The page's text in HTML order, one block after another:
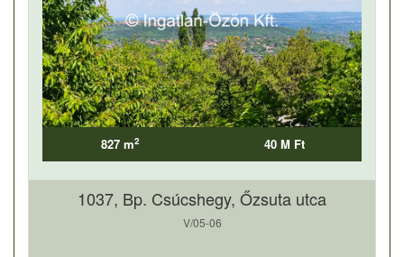
827 m2 40 M Ft
1037, Bp. Csúcshegy, Őzsuta utca
V/05-06